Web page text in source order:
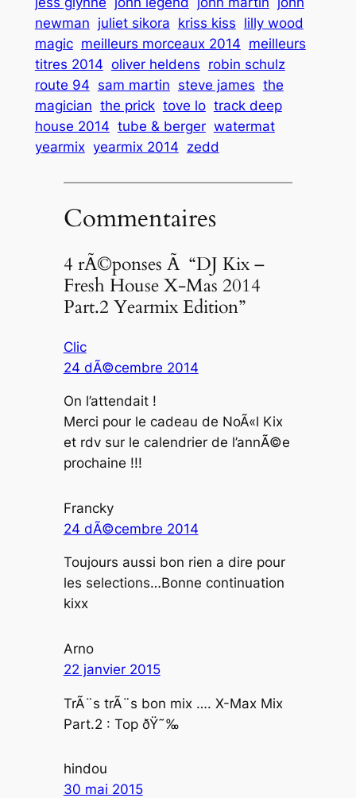
newman juliet sikora kriss kiss lilly wood
magic meilleurs morceaux 2014 meilleurs
titres 2014 oliver heldens robin schulz
route 94 sam martin steve james the
magician the prick tove lo track deep
house 2014 tube & berger watermat
yearmix yearmix 2014 zedd
Commentaires
4 rÃ©ponses Ã “DJ Kix –
Fresh House X-Mas 2014
Part.2 Yearmix Edition”
Clic
24 dÃ©cembre 2014
On l’attendait !
Merci pour le cadeau de NoÃ«l Kix
et rdv sur le calendrier de l’annÃ©e
prochaine !!!
Francky
24 dÃ©cembre 2014
Toujours aussi bon rien a dire pour
les selections…Bonne continuation
kixx
Arno
22 janvier 2015
TrÃ¨s trÃ¨s bon mix …. X-Max Mix
Part.2 : Top ðŸ˜‰
hindou
30 mai 2015